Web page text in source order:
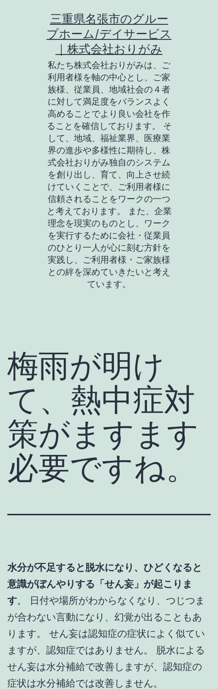
三重県名張市のグルー
プホーム/デイサービス
｜株式会社おりがみ
私たち株式会社おりがみは、ご
利用者様を軸の中心とし、ご家
族様、従業員、地域社会の４者
に対して満足度をバランスよく
高めることでより良い会社を作
ることを確信しております。 そ
して、地域、福祉業界、医療業
界の進歩や多様性に期待し、株
式会社おりがみ独自のシステム
を創り出し、育て、向上させ続
けていくことで、ご利用者様に
信頼されることをワークの一つ
と考えております。 また、企業
理念を現実のものとし、ワーク
を実行するために会社・従業員
のひとり一人が心に刻む方針を
実践し、ご利用者様・ご家族様
との絆を深めていきたいと考え
ています。
梅雨が明け
て、熱中症対
策がますます
必要ですね。
水分が不足すると脱水になり、ひどくなると
意識がぼんやりする「せん妄」が起こりま
す。 日付や場所がわからなくなり、つじつま
が合わない言動になり、幻覚が出ることもあ
ります。 せん妄は認知症の症状によく似てい
ますが、認知症ではありません。 脱水による
せん妄は水分補給で改善しますが、認知症の
症状は水分補給では改善しません。